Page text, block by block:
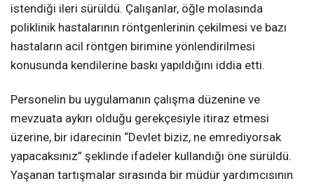
istendiği ileri sürüldü. Çalışanlar, öğle molasında
poliklinik hastalarının röntgenlerinin çekilmesi ve bazı
hastaların acil röntgen birimine yönlendirilmesi
konusunda kendilerine baskı yapıldığını iddia etti.
Personelin bu uygulamanın çalışma düzenine ve
mevzuata aykırı olduğu gerekçesiyle itiraz etmesi
üzerine, bir idarecinin “Devlet biziz, ne emrediyorsak
yapacaksınız” şeklinde ifadeler kullandığı öne sürüldü.
Yaşanan tartışmalar sırasında bir müdür yardımcısının